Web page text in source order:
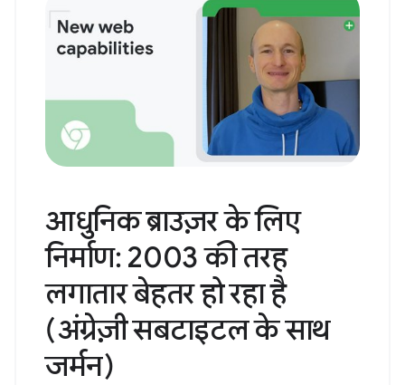
आधुनिक ब्राउज़र के लिए
निर्माण: 2003 की तरह
लगातार बेहतर हो रहा है
(अंग्रेज़ी सबटाइटल के साथ
जर्मन)